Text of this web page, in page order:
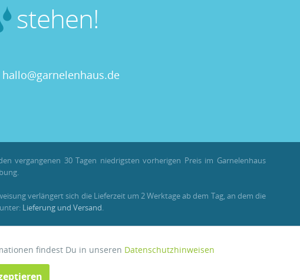
stehen!
hallo@garnelenhaus.de
vergangenen 30 Tagen niedrigsten vorherigen Preis im Garnelenhaus
verlängert sich die Lieferzeit um 2 Werktage ab dem Tag, an dem die
Lieferung und Versand.
Aktiv
findest Du in unseren Datenschutzhinweisen